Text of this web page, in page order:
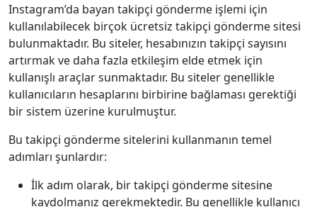
Instagram’da bayan takipçi gönderme işlemi için
kullanılabilecek birçok ücretsiz takipçi gönderme sitesi
bulunmaktadır. Bu siteler, hesabınızın takipçi sayısını
artırmak ve daha fazla etkileşim elde etmek için
kullanışlı araçlar sunmaktadır. Bu siteler genellikle
kullanıcıların hesaplarını birbirine bağlaması gerektiği
bir sistem üzerine kurulmuştur.
Bu takipçi gönderme sitelerini kullanmanın temel
adımları şunlardır:
İlk adım olarak, bir takipçi gönderme sitesine
kaydolmanız gerekmektedir. Bu genellikle kullanıcı